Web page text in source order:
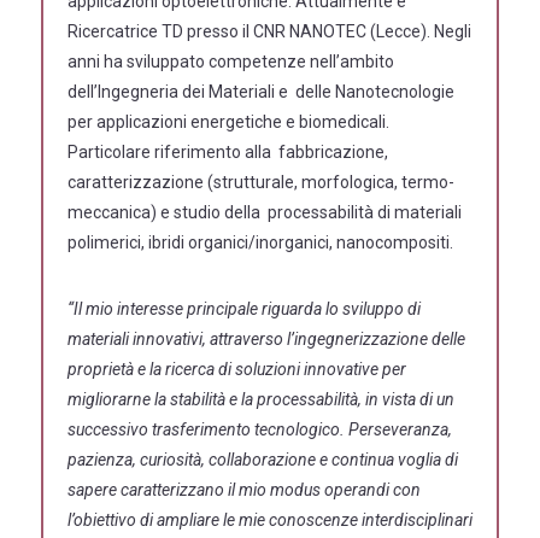
Ricercatrice TD presso il CNR NANOTEC (Lecce). Negli
anni ha sviluppato competenze nell’ambito
dell’Ingegneria dei Materiali e delle Nanotecnologie
per applicazioni energetiche e biomedicali.
Particolare riferimento alla fabbricazione,
caratterizzazione (strutturale, morfologica, termo-
meccanica) e studio della processabilità di materiali
polimerici, ibridi organici/inorganici, nanocompositi.
“Il mio interesse principale riguarda lo sviluppo di
materiali innovativi, attraverso l’ingegnerizzazione delle
proprietà e la ricerca di soluzioni innovative per
migliorarne la stabilità e la processabilità, in vista di un
successivo trasferimento tecnologico. Perseveranza,
pazienza, curiosità, collaborazione e continua voglia di
sapere caratterizzano il mio modus operandi con
l’obiettivo di ampliare le mie conoscenze interdisciplinari